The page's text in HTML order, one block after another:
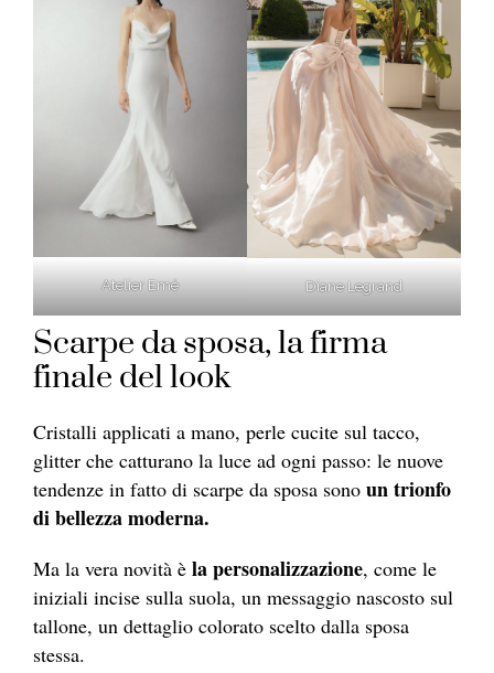
Atelier Emé Diane Legrand
Scarpe da sposa, la firma
finale del look
Cristalli applicati a mano, perle cucite sul tacco,
glitter che catturano la luce ad ogni passo: le nuove
tendenze in fatto di scarpe da sposa sono un trionfo
di bellezza moderna.
Ma la vera novità è la personalizzazione, come le
iniziali incise sulla suola, un messaggio nascosto sul
tallone, un dettaglio colorato scelto dalla sposa
stessa.